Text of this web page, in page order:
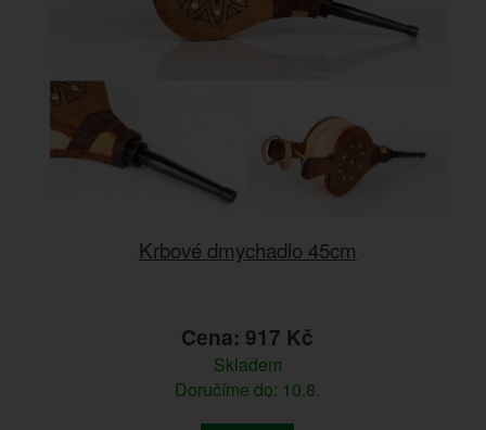
Krbové dmychadlo 45cm
Cena: 917 Kč
Skladem
Doručíme do: 10.8.